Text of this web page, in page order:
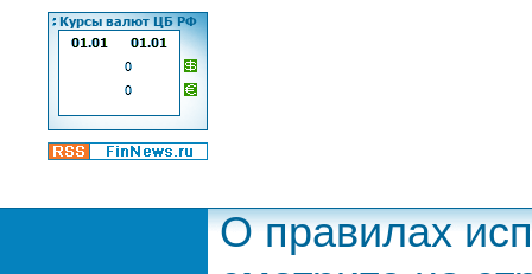
О правилах